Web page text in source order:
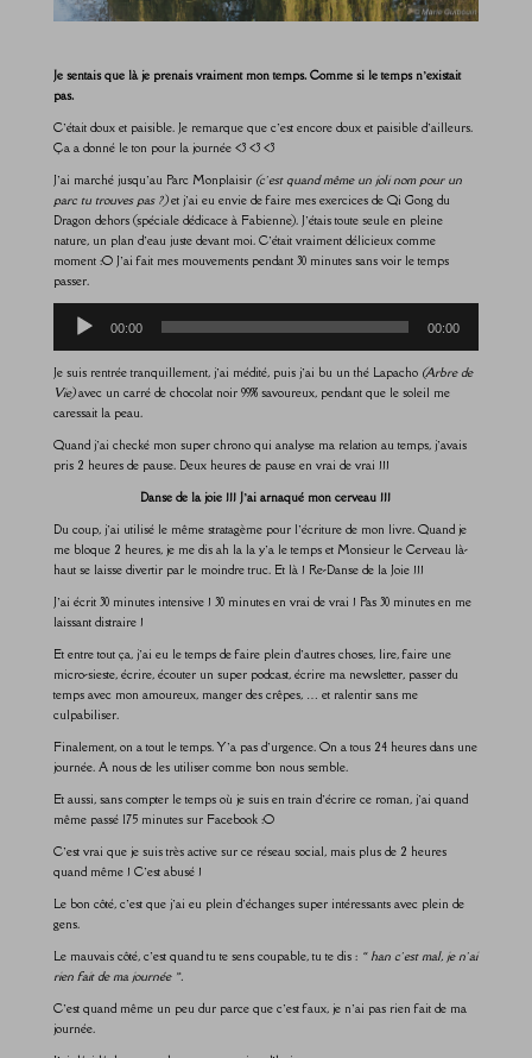
Je sentais que là je prenais vraiment mon temps. Comme si le temps n’existait
pas.
C’était doux et paisible. Je remarque que c’est encore doux et paisible d’ailleurs.
Ça a donné le ton pour la journée <3 <3 <3
J’ai marché jusqu’au Parc Monplaisir (c’est quand même un joli nom pour un
parc tu trouves pas ?)et j’ai eu envie de faire mes exercices de Qi Gong du
Dragon dehors (spéciale dédicace à Fabienne). J’étais toute seule en pleine
nature, un plan d’eau juste devant moi. C’était vraiment délicieux comme
moment :O J’ai fait mes mouvements pendant 30 minutes sans voir le temps
passer.
audio
00:00 00:00
Je suis rentrée tranquillement, j’ai médité, puis j’ai bu un thé Lapacho (Arbre de
Vie)avec un carré de chocolat noir 99% savoureux, pendant que le soleil me
caressait la peau.
Quand j’ai checké mon super chrono qui analyse ma relation au temps, j’avais
pris 2 heures de pause. Deux heures de pause en vrai de vrai !!!
Danse de la joie !!! J’ai arnaqué mon cerveau !!!
Du coup, j’ai utilisé le même stratagème pour l’écriture de mon livre. Quand je
me bloque 2 heures, je me dis ah la la y’a le temps et Monsieur le Cerveau là-
haut se laisse divertir par le moindre truc. Et là ! Re-Danse de la Joie !!!
J’ai écrit 30 minutes intensive ! 30 minutes en vrai de vrai ! Pas 30 minutes en me
laissant distraire !
Et entre tout ça, j’ai eu le temps de faire plein d’autres choses, lire, faire une
micro-sieste, écrire, écouter un super podcast​, écrire ma newsletter, passer du
temps avec mon amoureux, manger des crêpes, … et ralentir sans me
culpabiliser.
Finalement, on a tout le temps. Y’a pas d’urgence. On a tous 24 heures dans une
journée. A nous de les utiliser comme bon nous semble.
Et aussi, sans compter le temps où je suis en train d’écrire ce roman, j’ai quand
même passé 175 minutes sur Facebook :O
C’est vrai que je suis très active sur ce réseau social, mais plus de 2 heures
quand même ! C’est abusé !
Le bon côté, c’est que j’ai eu plein d’échanges super intéressants avec plein de
gens.
Le mauvais côté, c’est quand tu te sens coupable, tu te dis : « han c’est mal, je n’ai
rien fait de ma journée ».
C’est quand même un peu dur parce que c’est faux, je n’ai pas rien fait de ma
journée.